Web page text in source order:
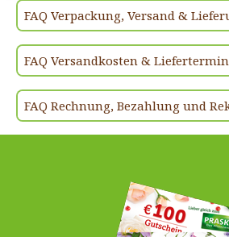
FAQ Verpackung, Versand &
FAQ Versandkosten &
FAQ Rechnung, Bezahlung und